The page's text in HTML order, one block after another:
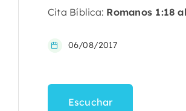
Cita Bíblica: Romanos 1:18
06/08/2017
Escuchar